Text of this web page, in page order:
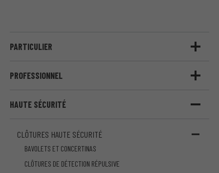
PARTICULIER
PROFESSIONNEL
HAUTE SÉCURITÉ
CLÔTURES HAUTE SÉCURITÉ
BAVOLETS ET CONCERTINAS
CLÔTURES DE DÉTECTION RÉPULSIVE